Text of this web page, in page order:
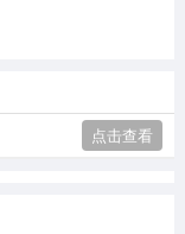
点击查看